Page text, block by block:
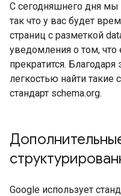
С сегодняшнего дня мы
так что у вас будет
страниц с разметкой
уведомления о том,
прекратится.
легкостью найти такие
стандарт schema.org.
Google использует